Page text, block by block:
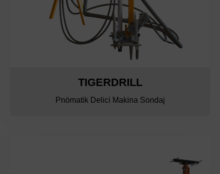
TIGERDRILL
Pnömatik Delici Makina Sondaj